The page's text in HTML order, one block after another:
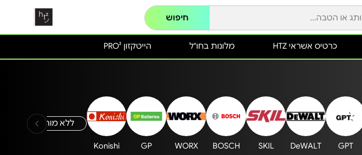
חיפוש
הייטקזון PRO² מלונות בחו"ל כרטיס אשראי HTZ
GPT
DeWALT
SKIL
BOSCH
WORX
GP
Konishi
ללא מותג